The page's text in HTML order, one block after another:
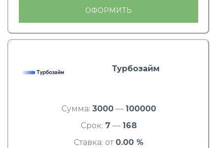
ОФОРМИТЬ
Турбозайм
Сумма: 3000— 100000
Срок: 7 — 168
Ставка: от 0.00 %